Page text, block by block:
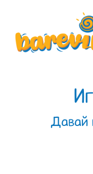
Давай